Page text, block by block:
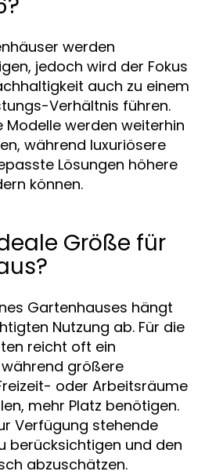
werden
jedoch wird der Fokus
auch zu einem
Verhältnis führen.
Modelle werden weiterhin
während luxuriösere
Lösungen höhere
können.
Größe für
Gartenhauses hängt
Nutzung ab. Für die
reicht oft ein
größere
oder Arbeitsräume
mehr Platz benötigen.
Verfügung stehende
berücksichtigen und den
abzuschätzen.